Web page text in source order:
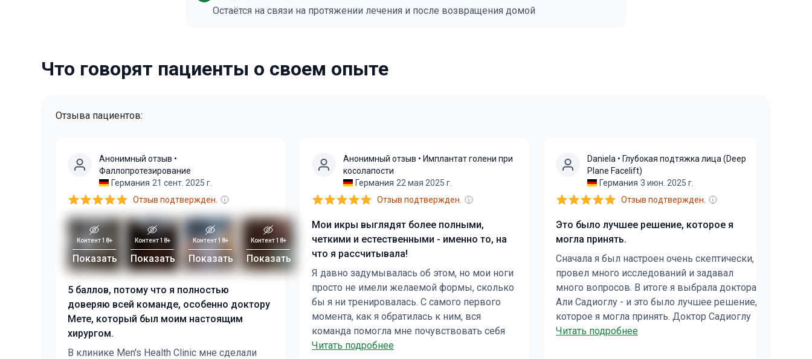
Остаётся на связи на протяжении лечения и после возвращения домой
Что говорят пациенты о своем опыте
Отзыва пациентов:
Анонимный отзыв •
Фаллопротезирование
Германия 21 сент. 2025 г.
Отзыв подтвержден.
Контент 18+
Показать
Контент 18+
Показать
Контент 18+
Показать
Контент 18+
Показать
5 баллов, потому что я полностью
доверяю всей команде, особенно доктору
Мете, который был моим настоящим
хирургом.
В клинике Men's Health Clinic мне сделали
Анонимный отзыв • Имплантат голени при
косолапости
Германия 22 мая 2025 г.
Отзыв подтвержден.
Мои икры выглядят более полными,
четкими и естественными - именно то, на
что я рассчитывала!
Я давно задумывалась об этом, но мои ноги
просто не имели желаемой формы, сколько
бы я ни тренировалась. С самого первого
момента, как я обратилась к ним, вся
команда помогла мне почувствовать себя
очень комфортно и поддержала меня. Они
Читать подробнее
Daniela • Глубокая подтяжка лица (Deep
Plane Facelift)
Германия 3 июн. 2025 г.
Отзыв подтвержден.
Это было лучшее решение, которое я
могла принять.
Сначала я был настроен очень скептически,
провел много исследований и задавал
много вопросов. В итоге я выбрала доктора
Али Садиоглу - и это было лучшее решение,
которое я могла принять. Доктор Садиоглу
полностью покорил меня своим спокойным,
Читать подробнее